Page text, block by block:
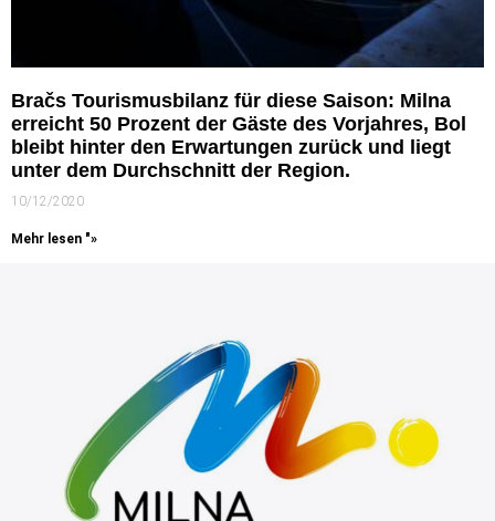
Bračs Tourismusbilanz für diese Saison: Milna
erreicht 50 Prozent der Gäste des Vorjahres, Bol
bleibt hinter den Erwartungen zurück und liegt
unter dem Durchschnitt der Region.
10/12/2020
Mehr lesen "»